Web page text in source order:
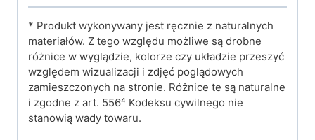
* Produkt wykonywany jest ręcznie z naturalnych
materiałów. Z tego względu możliwe są drobne
różnice w wyglądzie, kolorze czy układzie przeszyć
względem wizualizacji i zdjęć poglądowych
zamieszczonych na stronie. Różnice te są naturalne
i zgodne z art. 556⁴ Kodeksu cywilnego nie
stanowią wady towaru.